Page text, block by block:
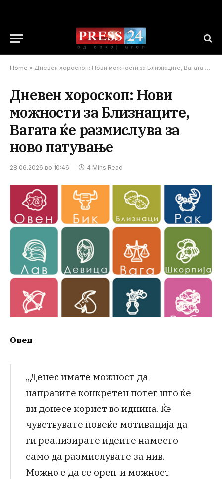
Home » Дневен хороскоп: Нови можности за Близнаците, Вагата ќе размислува за ново патување
Дневен хороскоп: Нови
можности за Близнаците,
Вагата ќе размислува за
ново патување
28.06.2026 во 10:46 4 Mins Read
Овен
„Денес имате можност да
направите конкретен потег што ќе
ви донесе корист во иднина. Ќе
чувствувате повеќе мотивација да
ги реализирате идеите наместо
само да размислувате за нив.
Можно е да се open-и можност